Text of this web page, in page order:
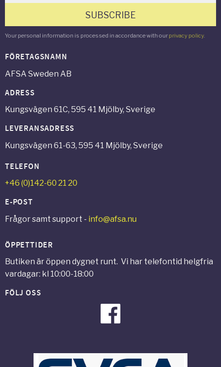
SUBSCRIBE
Your personal information is processed in accordance with our privacy policy.
FÖRETAGSNAMN
AFSA Sweden AB
ADRESS
Kungsvägen 61C, 595 41 Mjölby, Sverige
LEVERANSADRESS
Kungsvägen 61-63, 595 41 Mjölby, Sverige
TELEFON
+46 (0)142-60 21 20
E-POST
Frågor samt support - info@afsa.nu
ÖPPETTIDER
Butiken är öppen dygnet runt. Vi har telefontid helgfria
vardagar: kl 10:00-18:00
FÖLJ OSS